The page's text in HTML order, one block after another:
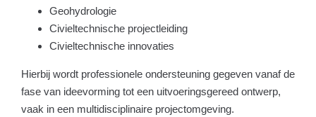
Geohydrologie
Civieltechnische projectleiding
Civieltechnische innovaties
Hierbij wordt professionele ondersteuning gegeven vanaf de
fase van ideevorming tot een uitvoeringsgereed ontwerp,
vaak in een multidisciplinaire projectomgeving.